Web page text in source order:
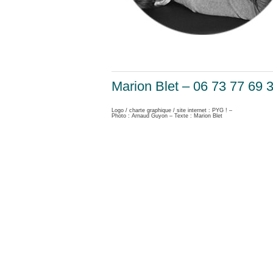
Marion Blet – 06 73 77 69
Logo / charte graphique / site internet : PYG ! –
Photo : Arnaud Guyon – Texte : Marion Blet